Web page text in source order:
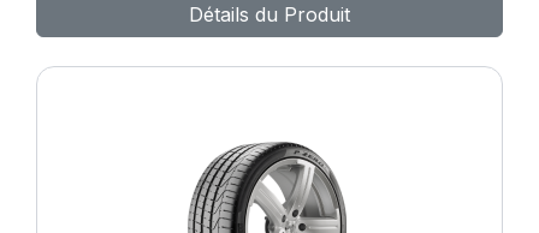
Détails du Produit